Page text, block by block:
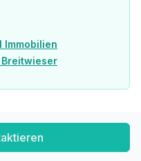
Immobilien
Breitwieser